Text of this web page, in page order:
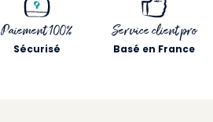
Paiement 100%
Sécurisé
Service client pro
Basé en France